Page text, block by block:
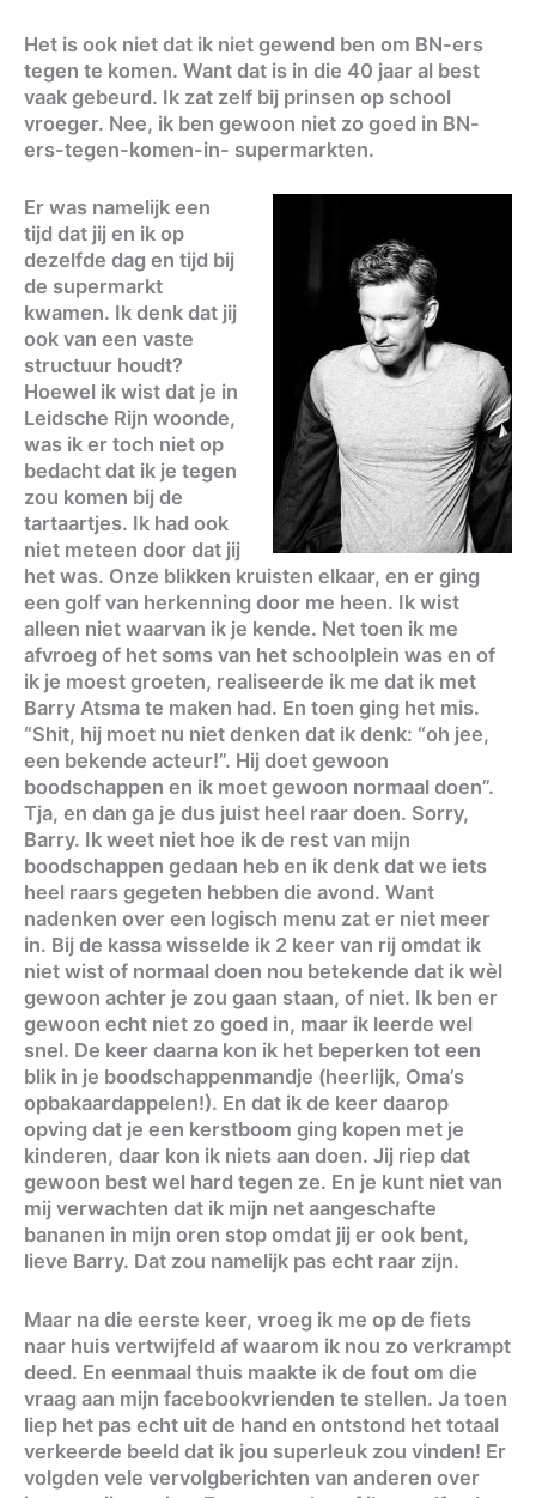
Het is ook niet dat ik niet gewend ben om BN-ers
tegen te komen. Want dat is in die 40 jaar al best
vaak gebeurd. Ik zat zelf bij prinsen op school
vroeger. Nee, ik ben gewoon niet zo goed in BN-
ers-tegen-komen-in- supermarkten.
Er was namelijk een
tijd dat jij en ik op
dezelfde dag en tijd bij
de supermarkt
kwamen. Ik denk dat jij
ook van een vaste
structuur houdt?
Hoewel ik wist dat je in
Leidsche Rijn woonde,
was ik er toch niet op
bedacht dat ik je tegen
zou komen bij de
tartaartjes. Ik had ook
niet meteen door dat jij
het was. Onze blikken kruisten elkaar, en er ging
een golf van herkenning door me heen. Ik wist
alleen niet waarvan ik je kende. Net toen ik me
afvroeg of het soms van het schoolplein was en of
ik je moest groeten, realiseerde ik me dat ik met
Barry Atsma te maken had. En toen ging het mis.
“Shit, hij moet nu niet denken dat ik denk: “oh jee,
een bekende acteur!”. Hij doet gewoon
boodschappen en ik moet gewoon normaal doen”.
Tja, en dan ga je dus juist heel raar doen. Sorry,
Barry. Ik weet niet hoe ik de rest van mijn
boodschappen gedaan heb en ik denk dat we iets
heel raars gegeten hebben die avond. Want
nadenken over een logisch menu zat er niet meer
in. Bij de kassa wisselde ik 2 keer van rij omdat ik
niet wist of normaal doen nou betekende dat ik wèl
gewoon achter je zou gaan staan, of niet. Ik ben er
gewoon echt niet zo goed in, maar ik leerde wel
snel. De keer daarna kon ik het beperken tot een
blik in je boodschappenmandje (heerlijk, Oma’s
opbakaardappelen!). En dat ik de keer daarop
opving dat je een kerstboom ging kopen met je
kinderen, daar kon ik niets aan doen. Jij riep dat
gewoon best wel hard tegen ze. En je kunt niet van
mij verwachten dat ik mijn net aangeschafte
bananen in mijn oren stop omdat jij er ook bent,
lieve Barry. Dat zou namelijk pas echt raar zijn.
Maar na die eerste keer, vroeg ik me op de fiets
naar huis vertwijfeld af waarom ik nou zo verkrampt
deed. En eenmaal thuis maakte ik de fout om die
vraag aan mijn facebookvrienden te stellen. Ja toen
liep het pas echt uit de hand en ontstond het totaal
verkeerde beeld dat ik jou superleuk zou vinden! Er
volgden vele vervolgberichten van anderen over